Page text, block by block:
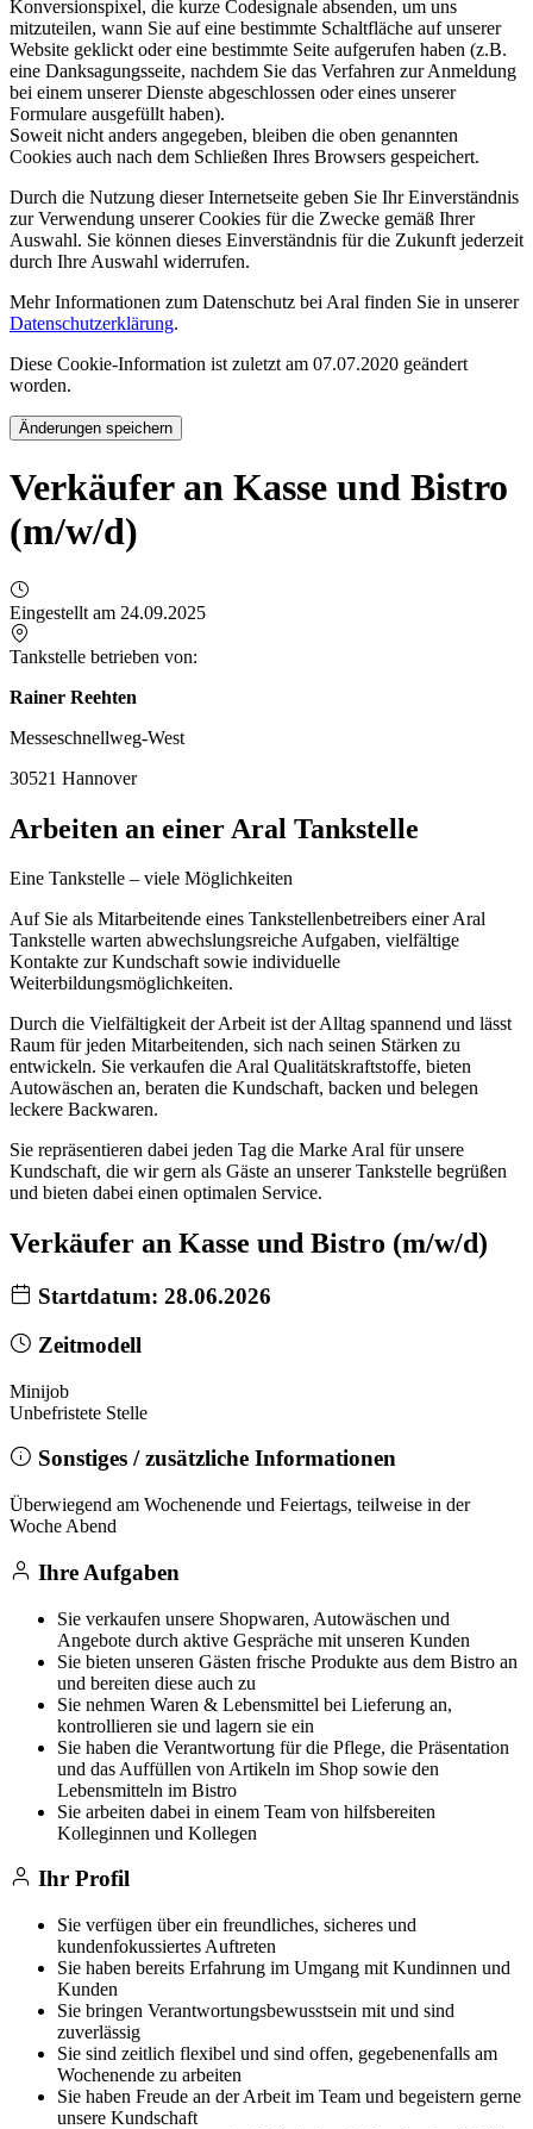
Konversionspixel, die kurze Codesignale absenden, um uns
mitzuteilen, wann Sie auf eine bestimmte Schaltfläche auf unserer
Website geklickt oder eine bestimmte Seite aufgerufen haben (z.B.
eine Danksagungsseite, nachdem Sie das Verfahren zur Anmeldung
bei einem unserer Dienste abgeschlossen oder eines unserer
Formulare ausgefüllt haben).
Soweit nicht anders angegeben, bleiben die oben genannten
Cookies auch nach dem Schließen Ihres Browsers gespeichert.
Durch die Nutzung dieser Internetseite geben Sie Ihr Einverständnis
zur Verwendung unserer Cookies für die Zwecke gemäß Ihrer
Auswahl. Sie können dieses Einverständnis für die Zukunft jederzeit
durch Ihre Auswahl widerrufen.
Mehr Informationen zum Datenschutz bei Aral finden Sie in unserer
Datenschutzerklärung.
Diese Cookie-Information ist zuletzt am 07.07.2020 geändert
worden.
Änderungen speichern
Verkäufer an Kasse und Bistro
(m/w/d)
Eingestellt am 24.09.2025
Tankstelle betrieben von:
Rainer Reehten
Messeschnellweg-West
30521 Hannover
Arbeiten an einer Aral Tankstelle
Eine Tankstelle – viele Möglichkeiten
Auf Sie als Mitarbeitende eines Tankstellenbetreibers einer Aral
Tankstelle warten abwechslungsreiche Aufgaben, vielfältige
Kontakte zur Kundschaft sowie individuelle
Weiterbildungsmöglichkeiten.
Durch die Vielfältigkeit der Arbeit ist der Alltag spannend und lässt
Raum für jeden Mitarbeitenden, sich nach seinen Stärken zu
entwickeln. Sie verkaufen die Aral Qualitätskraftstoffe, bieten
Autowäschen an, beraten die Kundschaft, backen und belegen
leckere Backwaren.
Sie repräsentieren dabei jeden Tag die Marke Aral für unsere
Kundschaft, die wir gern als Gäste an unserer Tankstelle begrüßen
und bieten dabei einen optimalen Service.
Verkäufer an Kasse und Bistro (m/w/d)
Startdatum: 28.06.2026
Zeitmodell
Minijob
Unbefristete Stelle
Sonstiges / zusätzliche Informationen
Überwiegend am Wochenende und Feiertags, teilweise in der
Woche Abend
Ihre Aufgaben
Sie verkaufen unsere Shopwaren, Autowäschen und
Angebote durch aktive Gespräche mit unseren Kunden
Sie bieten unseren Gästen frische Produkte aus dem Bistro an
und bereiten diese auch zu
Sie nehmen Waren & Lebensmittel bei Lieferung an,
kontrollieren sie und lagern sie ein
Sie haben die Verantwortung für die Pflege, die Präsentation
und das Auffüllen von Artikeln im Shop sowie den
Lebensmitteln im Bistro
Sie arbeiten dabei in einem Team von hilfsbereiten
Kolleginnen und Kollegen
Ihr Profil
Sie verfügen über ein freundliches, sicheres und
kundenfokussiertes Auftreten
Sie haben bereits Erfahrung im Umgang mit Kundinnen und
Kunden
Sie bringen Verantwortungsbewusstsein mit und sind
zuverlässig
Sie sind zeitlich flexibel und sind offen, gegebenenfalls am
Wochenende zu arbeiten
Sie haben Freude an der Arbeit im Team und begeistern gerne
unsere Kundschaft